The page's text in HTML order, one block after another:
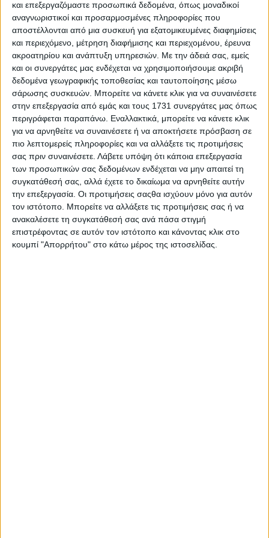
και επεξεργαζόμαστε προσωπικά δεδομένα, όπως μοναδικοί
αναγνωριστικοί και προσαρμοσμένες πληροφορίες που
αποστέλλονται από μια συσκευή για εξατομικευμένες διαφημίσεις
και περιεχόμενο, μέτρηση διαφήμισης και περιεχομένου, έρευνα
ακροατηρίου και ανάπτυξη υπηρεσιών. Με την άδειά σας, εμείς
και οι συνεργάτες μας ενδέχεται να χρησιμοποιήσουμε ακριβή
δεδομένα γεωγραφικής τοποθεσίας και ταυτοποίησης μέσω
σάρωσης συσκευών. Μπορείτε να κάνετε κλικ για να συναινέσετε
στην επεξεργασία από εμάς και τους 1731 συνεργάτες μας όπως
περιγράφεται παραπάνω. Εναλλακτικά, μπορείτε να κάνετε κλικ
για να αρνηθείτε να συναινέσετε ή να αποκτήσετε πρόσβαση σε
πιο λεπτομερείς πληροφορίες και να αλλάξετε τις προτιμήσεις
σας πριν συναινέσετε. Λάβετε υπόψη ότι κάποια επεξεργασία
των προσωπικών σας δεδομένων ενδέχεται να μην απαιτεί τη
συγκατάθεσή σας, αλλά έχετε το δικαίωμα να αρνηθείτε αυτήν
την επεξεργασία. Οι προτιμήσεις σαςθα ισχύουν μόνο για αυτόν
τον ιστότοπο. Μπορείτε να αλλάξετε τις προτιμήσεις σας ή να
ανακαλέσετε τη συγκατάθεσή σας ανά πάσα στιγμή
επιστρέφοντας σε αυτόν τον ιστότοπο και κάνοντας κλικ στο
κουμπί "Απορρήτου" στο κάτω μέρος της ιστοσελίδας.
επίσης μέχρι τον Ιούνιο του 2029.
Για να ενισχύσει το παγκόσμιο αντίκτυπο της
μάρκας, το logo της Cupra θα φαίνεται στο δεξί
μανίκι της ομάδας ποδοσφαίρου ανδρών και
γυναικών στο φετινό αλλά και τα δύο επόμενα
Summer Tours (2024, 2025, 2026), όπως και στους
φιλικούς αγώνες της ομάδας για τις επόμενες τρεις
σεζόν.
Για την επέκταση της συνεργασίας ο Joan Laporta,
δήλωσε:“Είμαστε πολύ χαρούμενοι που
επεκτείναμε τη συμφωνία μας με την Cupra και τη
διευρύναμε σε όλες τις επαγγελματικές μας
ομάδες. Τα τελευταία χρόνια η Barca και η Cupra
έφτιαξαν μία ιδανική ομάδα, όπου τώρα έχει
δυναμώσει για να αντιμετωπίσει το μέλλον με το